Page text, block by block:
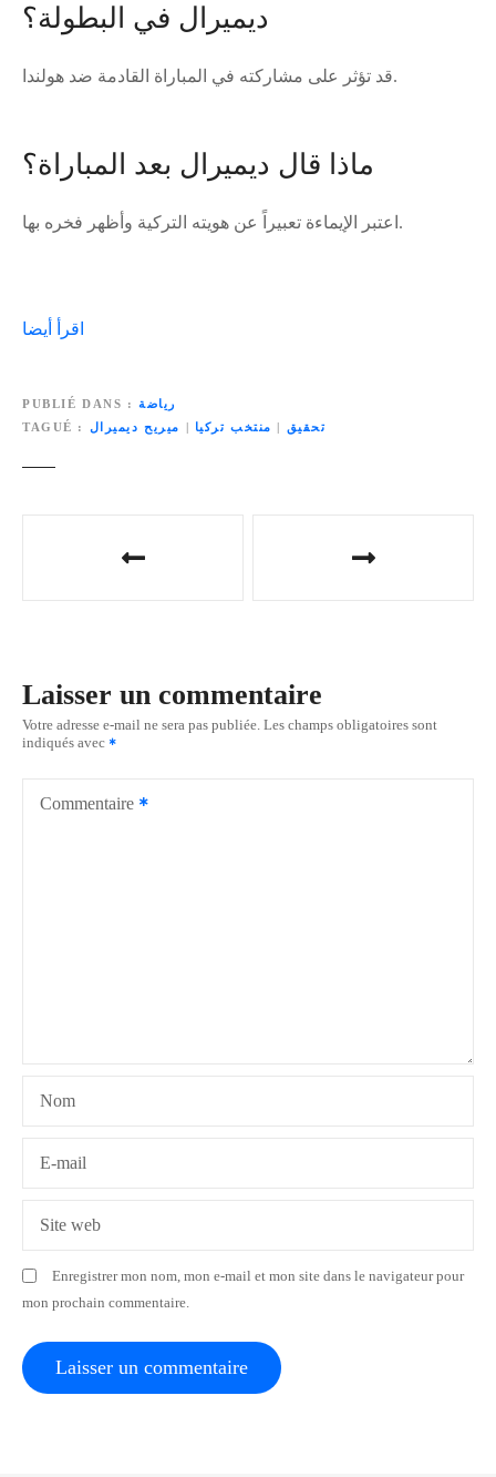
ديميرال في البطولة؟
قد تؤثر على مشاركته في المباراة القادمة ضد هولندا.
ماذا قال ديميرال بعد المباراة؟
اعتبر الإيماءة تعبيراً عن هويته التركية وأظهر فخره بها.
اقرأ أيضا
PUBLIÉ DANS
رياضة
TAGUÉ
تحقيق منتخب تركيا ميريح ديميرال
g
a
t
i
c
l
Laisser un commentaire
Votre adresse e-mail ne sera pas publiée. Les champs obligatoires sont
indiqués avec
Commentaire
Nom
E-mail
Site web
Enregistrer mon nom, mon e-mail et mon site dans le navigateur pour
mon prochain commentaire.